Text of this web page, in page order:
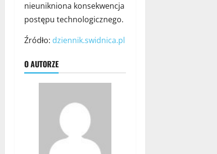
nieunikniona konsekwencja
postępu technologicznego.
Źródło: dziennik.swidnica.pl
O AUTORZE